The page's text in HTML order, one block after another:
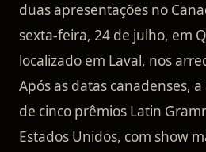
duas apresentações no
sexta-feira, 24 de julho, em
localizado em Laval, nos
Após as datas canadenses,
de cinco prêmios Latin
Estados Unidos, com show